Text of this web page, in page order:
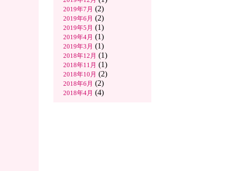
2019年7月 (2)
2019年6月 (2)
2019年5月 (1)
2019年4月 (1)
2019年3月 (1)
2018年12月 (1)
2018年11月 (1)
2018年10月 (2)
2018年6月 (2)
2018年4月 (4)